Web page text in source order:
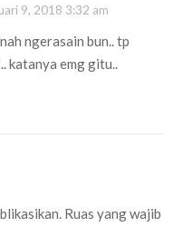
9, 2018 3:32 am
ngerasain bun.. tp
katanya emg gitu..
Ruas yang wajib